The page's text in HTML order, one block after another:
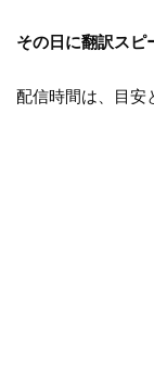
その日に翻訳スピ
配信時間は、目安